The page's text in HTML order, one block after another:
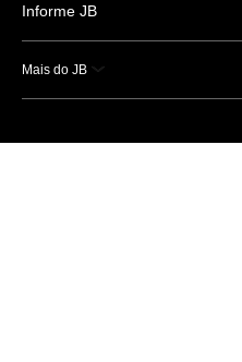
Informe JB
Mais do JB
Esportes